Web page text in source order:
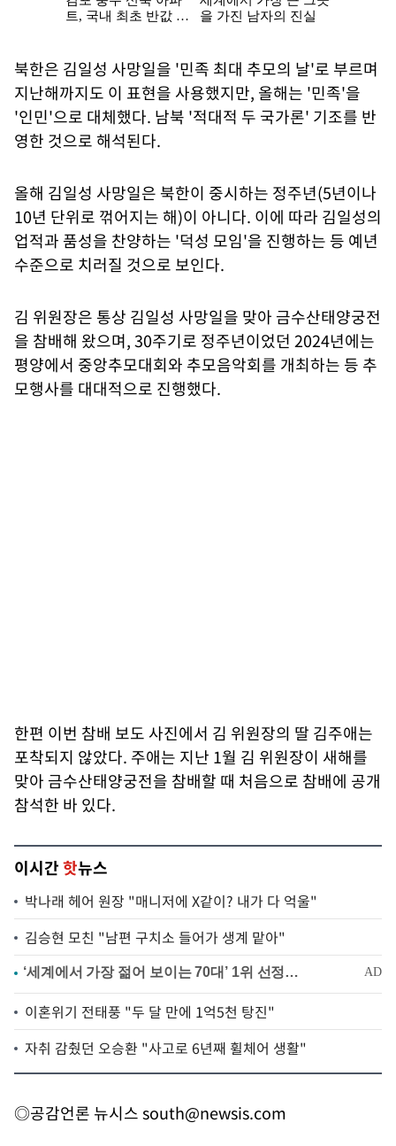
북한은 김일성 사망일을 '민족 최대 추모의 날'로 부르며
지난해까지도 이 표현을 사용했지만, 올해는 '민족'을
'인민'으로 대체했다. 남북 '적대적 두 국가론' 기조를 반
영한 것으로 해석된다.
올해 김일성 사망일은 북한이 중시하는 정주년(5년이나
10년 단위로 꺾어지는 해)이 아니다. 이에 따라 김일성의
업적과 품성을 찬양하는 '덕성 모임'을 진행하는 등 예년
수준으로 치러질 것으로 보인다.
김 위원장은 통상 김일성 사망일을 맞아 금수산태양궁전
을 참배해 왔으며, 30주기로 정주년이었던 2024년에는
평양에서 중앙추모대회와 추모음악회를 개최하는 등 추
모행사를 대대적으로 진행했다.
한편 이번 참배 보도 사진에서 김 위원장의 딸 김주애는
포착되지 않았다. 주애는 지난 1월 김 위원장이 새해를
맞아 금수산태양궁전을 참배할 때 처음으로 참배에 공개
참석한 바 있다.
이시간핫뉴스
박나래 헤어 원장 "매니저에 X같이? 내가 다 억울"
김승현 모친 "남편 구치소 들어가 생계 맡아"
이혼위기 전태풍 "두 달 만에 1억5천 탕진"
자취 감췄던 오승환 "사고로 6년째 휠체어 생활"
◎공감언론 뉴시스south@newsis.com